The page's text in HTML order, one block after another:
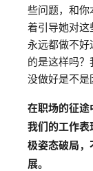
些问题，和你
着引导她对这
永远都做不好
的是这样吗？
没做好是不是
在职场的征
我们的工作
极姿态破局
展。